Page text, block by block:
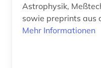
physikstudium (1)
Astrophysik,
sowie preprints aus
Mehr Informationen